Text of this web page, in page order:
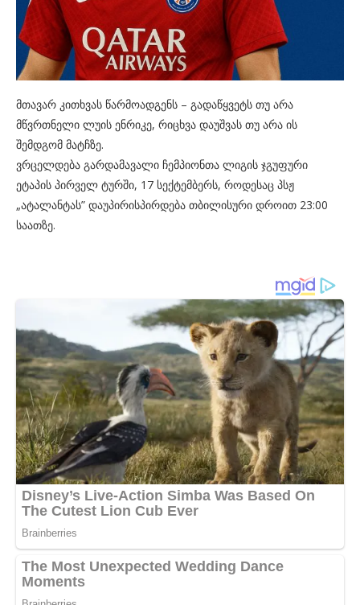
მთავარ კითხვას წარმოადგენს – გადაწყვეტს თუ არა
მწვრთნელი ლუის ენრიკე, რიცხვა დაუშვას თუ არა ის
შემდგომ მატჩზე.
ვრცელდება გარდამავალი ჩემპიონთა ლიგის ჯგუფური
ეტაპის პირველ ტურში, 17 სექტემბერს, როდესაც პსჟ
„ატალანტას” დაუპირისპირდება თბილისური დროით 23:00
საათზე.